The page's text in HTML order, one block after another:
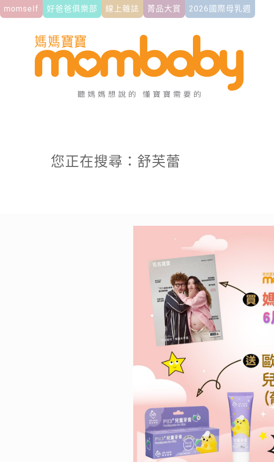
momself 好爸爸俱樂部 線上雜誌 菁品大賞 2026國際母乳週
您正在搜尋：舒芙蕾